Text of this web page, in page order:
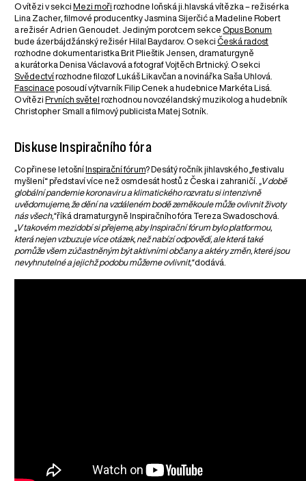
O vítězi v sekci Mezi moři rozhodne loňská ji.hlavská vítězka – režisérka
Lina Zacher, filmové producentky Jasmina Sijerčić a Madeline Robert
a režisér Adrien Genoudet. Jediným porotcem sekceOpus Bonum
bude ázerbájdžánský režisér Hilal Baydarov. O sekciČeská radost
rozhodne dokumentaristka Brit Plieštik Jensen, dramaturgyně
a kurátorka Denisa Václavová a fotograf Vojtěch Brtnický. O sekci
Svědectvírozhodne filozof Lukáš Likavčan a novinářka Saša Uhlová.
Fascinace posoudí výtvarník Filip Cenek a hudebnice Markéta Lisá.
O vítězi Prvních světel rozhodnou novozélandský muzikolog a hudebník
Christopher Small a filmový publicista Matej Sotník.
Diskuse Inspiračního fóra
Co přinese letošní Inspirační fórum? Desátý ročník jihlavského „festivalu
myšlení“ představí více než osmdesát hostů z Česka i zahraničí. „V době
globální pandemie koronaviru a klimatického rozvratu si intenzivně
uvědomujeme, že dění na vzdáleném bodě zeměkoule může ovlivnit životy
nás všech,“říká dramaturgyně Inspiračního fóra Tereza Swadoschová.
„V takovém mezidobí si přejeme, aby Inspirační fórum bylo platformou,
která nejen vzbuzuje více otázek, než nabízí odpovědí, ale která také
pomůže všem zúčastněným být aktivními občany a aktéry změn, které jsou
nevyhnutelné a jejichž podobu můžeme ovlivnit,“dodává.